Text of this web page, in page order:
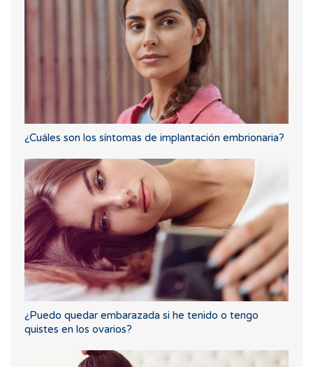
¿Cuáles son los síntomas de implantación embrionaria?
¿Puedo quedar embarazada si he tenido o tengo
quistes en los ovarios?